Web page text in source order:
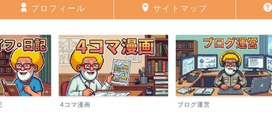
プロフィール サイトマップ
4コマ漫画 ブログ運営